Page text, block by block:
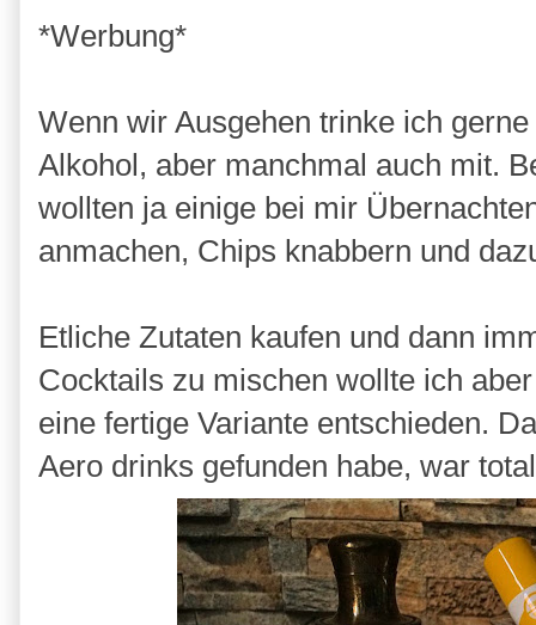
*Werbung*
Wenn wir Ausgehen trinke ich
Alkohol, aber manchmal auch mit.
wollten ja einige bei mir
anmachen, Chips knabbern und
Etliche Zutaten kaufen und dann
Cocktails zu mischen wollte ich
eine fertige Variante entschieden.
Aero drinks gefunden habe, war